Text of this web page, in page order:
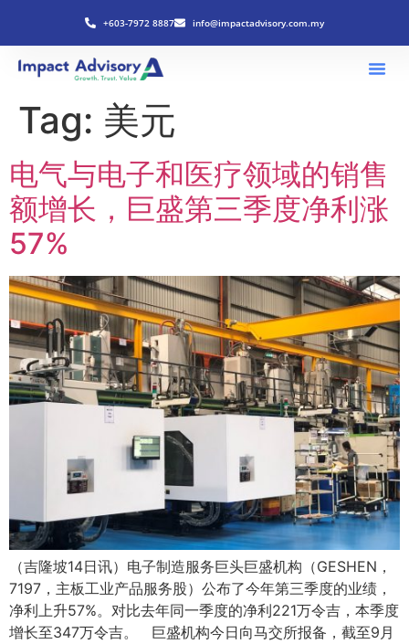
+603-7972 8887 info@impactadvisory.com.my
Tag: 美元
电气与电子和医疗领域的销售
额增长，巨盛第三季度净利涨
57%
（吉隆坡14日讯）电子制造服务巨头巨盛机构（GESHEN，
7197，主板工业产品服务股）公布了今年第三季度的业绩，
净利上升57%。对比去年同一季度的净利221万令吉，本季度
增长至347万令吉。 巨盛机构今日向马交所报备，截至9月